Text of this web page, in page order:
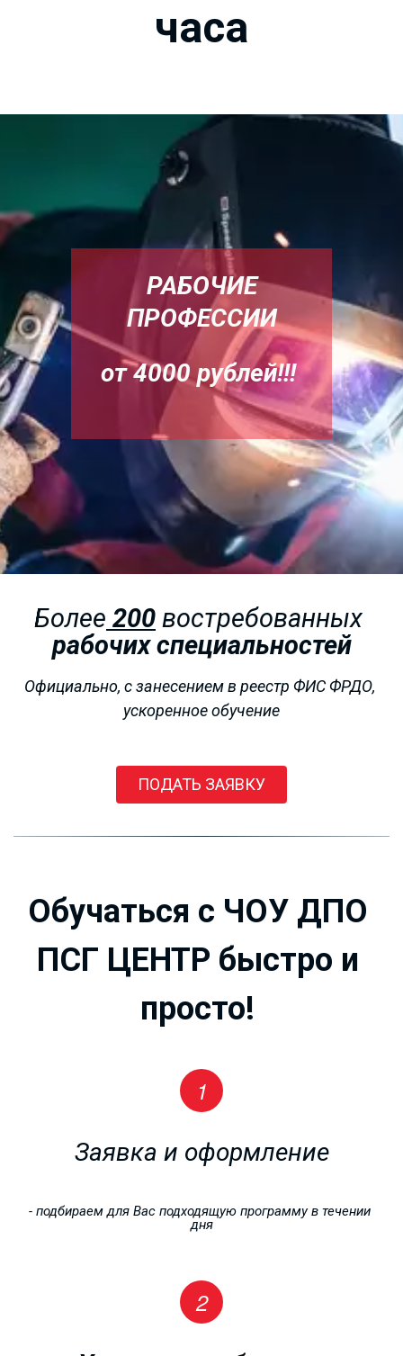
часа
РАБОЧИЕ
ПРОФЕССИИ
от 4000 рублей!!!
ПРОФЕССИИ
от 4000 рублей!!!
РАБОЧИЕ
ПРОФЕССИИ
от 4000 рублей!!!
Более 200
рабочих специальностей
Официально, с занесением в реестр ФИС ФРДО,
ускоренное обучение
ПОДАТЬ ЗАЯВКУ
Обучаться с ЧОУ ДПО
ПСГ ЦЕНТР быстро и
просто!
Заявка и оформление
- подбираем для Вас подходящую программу в течении
дня